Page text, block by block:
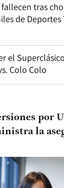
tras
de Deportes
el
Colo Colo
por
la